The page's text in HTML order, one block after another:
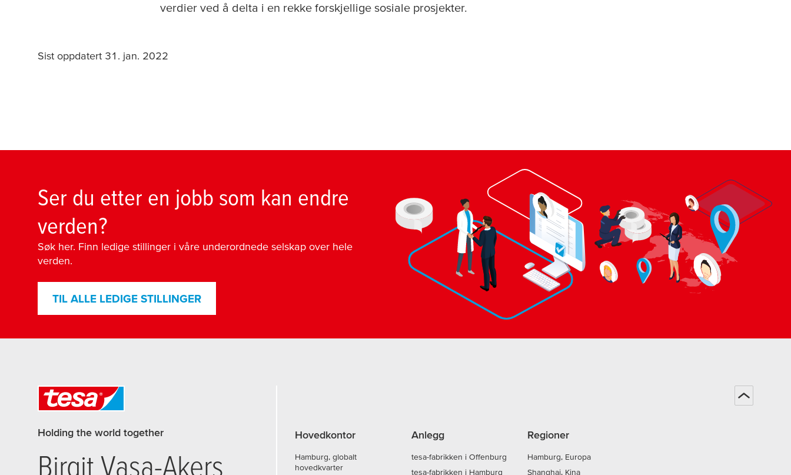
verdier ved å delta i en rekke forskjellige sosiale prosjekter.
Sist oppdatert 31. jan. 2022
Ser du etter en jobb som kan endre
verden?
Søk her. Finn ledige stillinger i våre underordnede selskap over hele
verden.
TIL ALLE LEDIGE STILLINGER
Holding the world together
Birgit Vasa-Akers
Hovedkontor
Hamburg, globalt
hovedkvarter
Anlegg
tesa-fabrikken i Offenburg
tesa-fabrikken i Hamburg
Regioner
Hamburg, Europa
Shanghai, Kina